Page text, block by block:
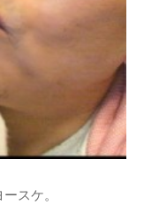
スケ。